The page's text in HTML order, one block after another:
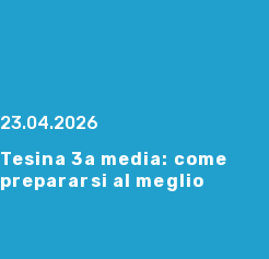
23.04.2026
Tesina 3a media: come
prepararsi al meglio